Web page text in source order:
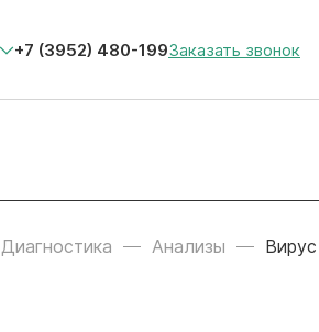
+7 (3952) 480-199Заказать звонок
Диагностика Анализы